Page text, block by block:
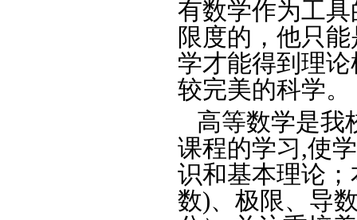
有数学作为工
限度的，他只
学才能得到理
较完美的科学。
高等数学是我
课程的学习,使
识和基本理论
数)、极限、导